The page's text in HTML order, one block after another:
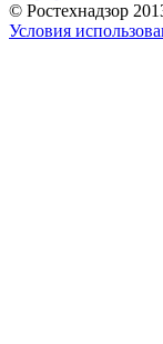
© Ростехнадзор
Условия